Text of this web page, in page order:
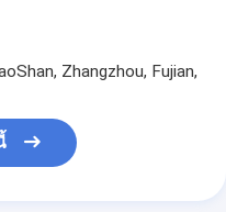
Zhangzhou, Fujian,